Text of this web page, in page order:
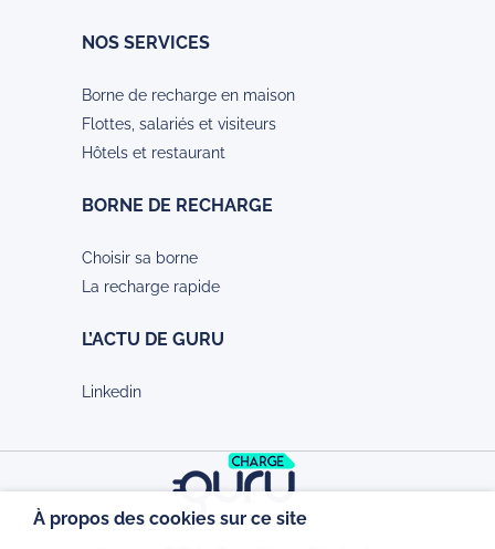
NOS SERVICES
Borne de recharge en maison
Flottes, salariés et visiteurs
Hôtels et restaurant
BORNE DE RECHARGE
Choisir sa borne
La recharge rapide
L’ACTU DE GURU
Linkedin
À propos des cookies sur ce site